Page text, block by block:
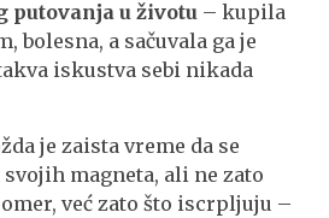
putovanja u životu – kupila
bolesna, a sačuvala ga je
iskustva sebi nikada
je zaista vreme da se
magneta, ali ne zato
već zato što iscrpljuju –